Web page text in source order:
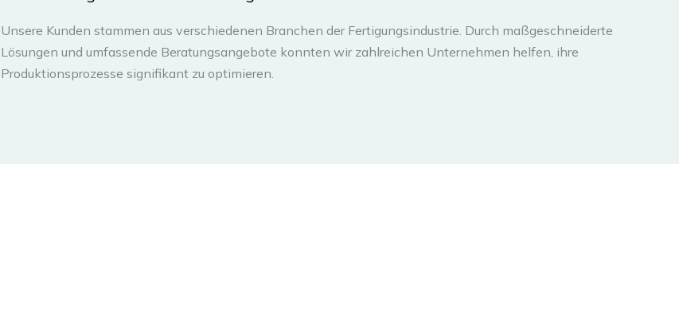
Unsere Kunden stammen aus verschiedenen Branchen der Fertigungsindustrie. Durch maßgeschneiderte
Lösungen und umfassende Beratungsangebote konnten wir zahlreichen Unternehmen helfen, ihre
Produktionsprozesse signifikant zu optimieren.